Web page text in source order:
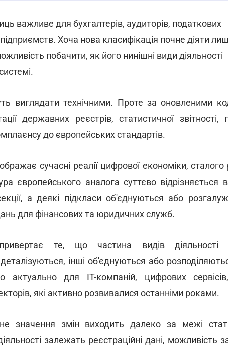
важливе для бухгалтерів, аудиторів, податкових
Хоча нова класифікація почне діяти
побачити, як його нинішні види діяльності
виглядати технічними. Проте за оновленими
державних реєстрів, статистичної звітності,
до європейських стандартів.
сучасні реалії цифрової економіки, сталого
європейського аналога суттєво відрізняється
а деякі підкласи об'єднуються або
для фінансових та юридичних служб.
те, що частина видів
інші об'єднуються або
для ІТ-компаній, цифрових сервісів,
які активно розвивалися останніми роками.
значення змін виходить далеко за межі
залежать реєстраційні дані, можливість